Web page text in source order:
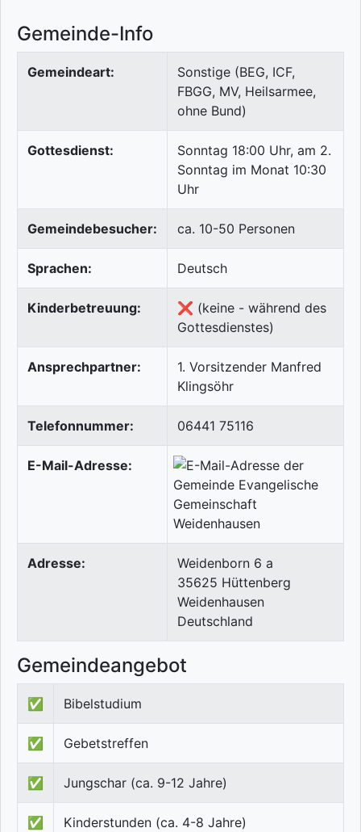
Gemeinde-Info
Gemeindeart:
Sonstige (BEG, ICF,
FBGG, MV, Heilsarmee,
ohne Bund)
Gottesdienst:
Sonntag 18:00 Uhr, am 2.
Sonntag im Monat 10:30
Uhr
Gemeindebesucher: ca. 10-50 Personen
Sprachen: Deutsch
Kinderbetreuung:
❌ (keine - während des
Gottesdienstes)
Ansprechpartner:
1. Vorsitzender Manfred
Klingsöhr
Telefonnummer: 06441 75116
E-Mail-Adresse:
Adresse:
Weidenborn 6 a
35625 Hüttenberg
Weidenhausen
Deutschland
Gemeindeangebot
✅ Bibelstudium
✅ Gebetstreffen
✅ Jungschar (ca. 9-12 Jahre)
✅ Kinderstunden (ca. 4-8 Jahre)